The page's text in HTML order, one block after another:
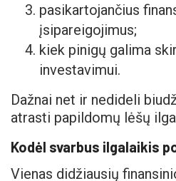
pasikartojančius
įsipareigojimus;
kiek pinigų galima
investavimui.
Dažnai net ir nedideli
atrasti papildomų lėšų
Kodėl svarbus ilgalaikis
Vienas didžiausių